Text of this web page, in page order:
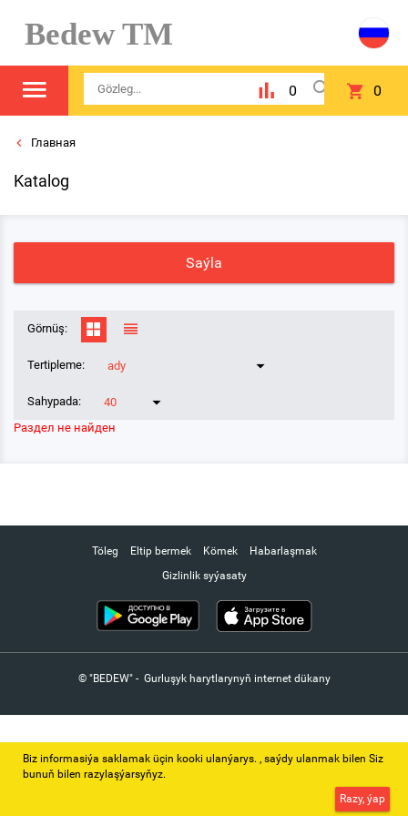
Bedew TM
0 0
Главная
Katalog
Saýla
Görnüş:
Tertipleme: ady
Sahypada:
40
Раздел не найден
Töleg Eltip bermek Kömek
Habarlaşmak
Gizlinlik syýasaty
© "BEDEW" - Gurluşyk harytlarynyň internet dükany
Biz informasiýa saklamak üçin kooki ulanýarys. ‚ saýdy ulanmak bilen Siz
bunuň bilen razylaşýarsyňyz.
Razy, ýap